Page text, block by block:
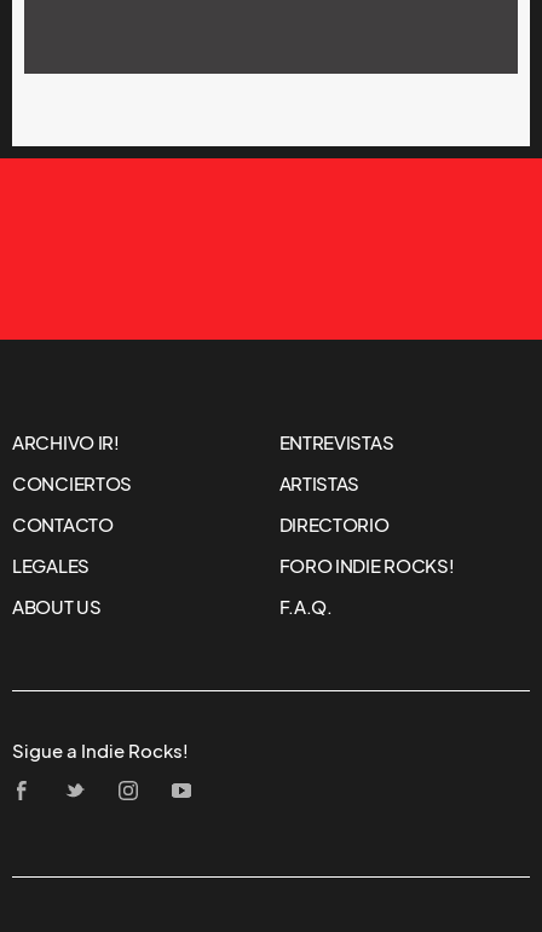
ARCHIVO IR!
ENTREVISTAS
CONCIERTOS
ARTISTAS
CONTACTO
DIRECTORIO
LEGALES
FORO INDIE ROCKS!
ABOUT US
F.A.Q.
Sigue a Indie Rocks!